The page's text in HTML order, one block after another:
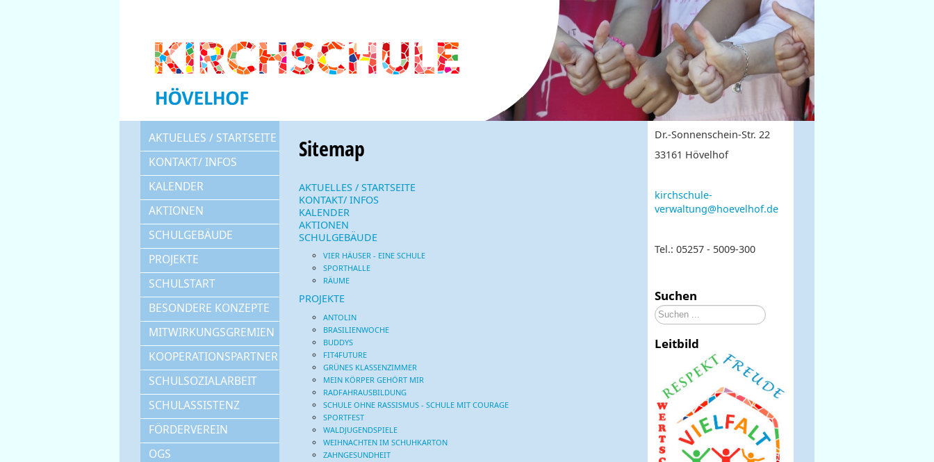
AKTUELLES / STARTSEITE
KONTAKT/ INFOS
KALENDER
AKTIONEN
SCHULGEBÄUDE
PROJEKTE
SCHULSTART
BESONDERE KONZEPTE
MITWIRKUNGSGREMIEN
KOOPERATIONSPARTNER
SCHULSOZIALARBEIT
SCHULASSISTENZ
FÖRDERVEREIN
OGS
Sitemap
AKTUELLES / STARTSEITE
KONTAKT/ INFOS
KALENDER
AKTIONEN
SCHULGEBÄUDE
VIER HÄUSER - EINE SCHULE
SPORTHALLE
RÄUME
PROJEKTE
ANTOLIN
BRASILIENWOCHE
BUDDYS
FIT4FUTURE
GRÜNES KLASSENZIMMER
MEIN KÖRPER GEHÖRT MIR
RADFAHRAUSBILDUNG
SCHULE OHNE RASSISMUS - SCHULE MIT COURAGE
SPORTFEST
WALDJUGENDSPIELE
WEIHNACHTEN IM SCHUHKARTON
ZAHNGESUNDHEIT
Dr.-Sonnenschein-Str. 22
33161 Hövelhof
kirchschule-
verwaltung@hoevelhof.de
Tel.: 05257 - 5009-300
Suchen
Suchen
...
Leitbild